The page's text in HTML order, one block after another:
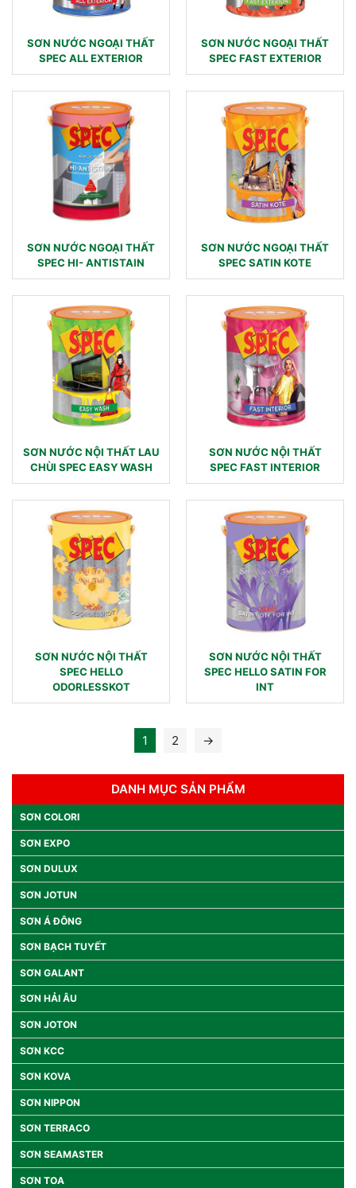
SƠN NƯỚC NGOẠI THẤT
SPEC ALL EXTERIOR
SƠN NƯỚC NGOẠI THẤT
SPEC FAST EXTERIOR
SƠN NƯỚC NGOẠI THẤT
SPEC HI- ANTISTAIN
SƠN NƯỚC NGOẠI THẤT
SPEC SATIN KOTE
SƠN NƯỚC NỘI THẤT LAU
CHÙI SPEC EASY WASH
SƠN NƯỚC NỘI THẤT
SPEC FAST INTERIOR
SƠN NƯỚC NỘI THẤT
SPEC HELLO
ODORLESSKOT
SƠN NƯỚC NỘI THẤT
SPEC HELLO SATIN FOR
INT
1 2 →
DANH MỤC SẢN PHẨM
SƠN COLORI
SƠN EXPO
SƠN DULUX
SƠN JOTUN
SƠN Á ĐÔNG
SƠN BẠCH TUYẾT
SƠN GALANT
SƠN HẢI ÂU
SƠN JOTON
SƠN KCC
SƠN KOVA
SƠN NIPPON
SƠN TERRACO
SƠN SEAMASTER
SƠN TOA